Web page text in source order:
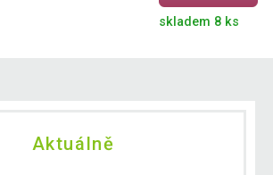
skladem 8 ks
Aktuálně